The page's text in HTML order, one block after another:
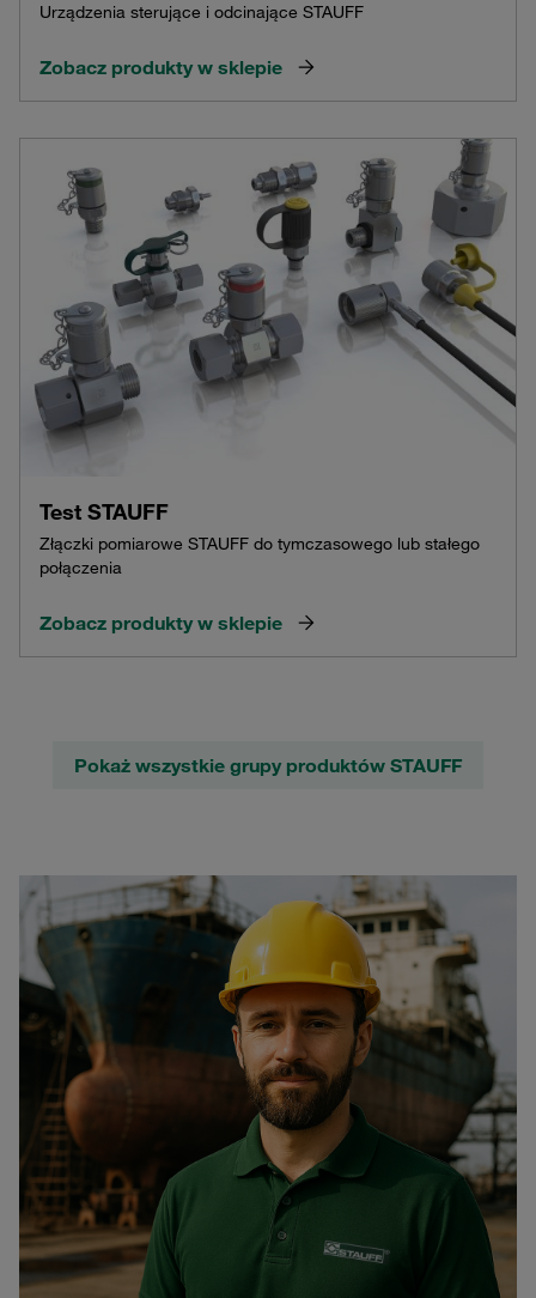
Urządzenia sterujące i odcinające STAUFF
Zobacz produkty w sklepie
Test STAUFF
Złączki pomiarowe STAUFF do tymczasowego lub stałego
połączenia
Zobacz produkty w sklepie
Pokaż wszystkie grupy produktów STAUFF